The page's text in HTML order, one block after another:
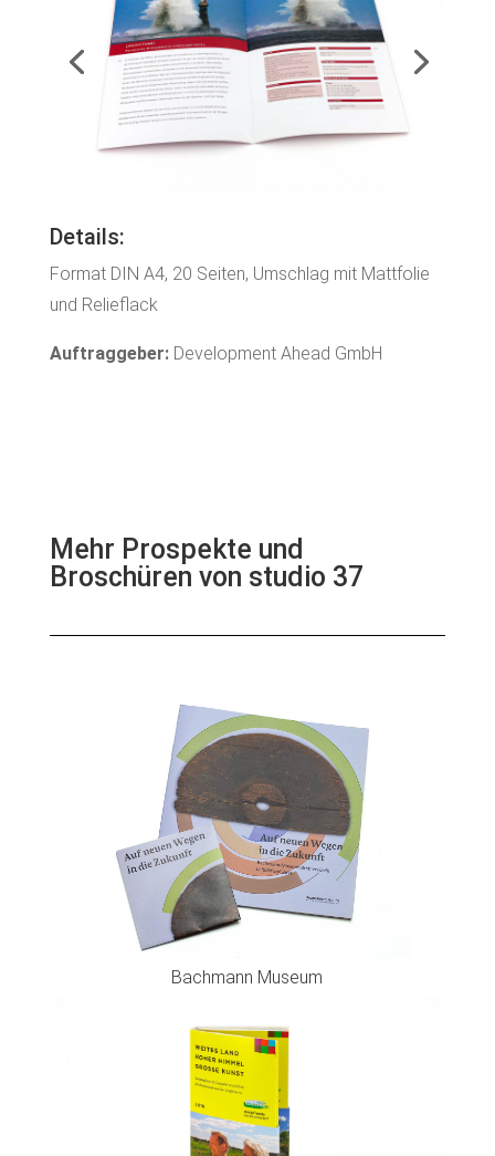
Details:
Format DIN A4, 20 Seiten, Umschlag mit Mattfolie
und Relieflack
Auftraggeber:Development Ahead GmbH
Mehr Prospekte und
Broschüren von studio 37
Bachmann Museum